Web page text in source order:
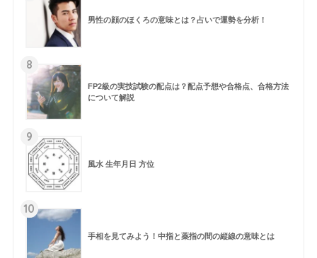
男性の顔のほくろの意味とは？占いで運勢を分析！
8
FP2級の実技試験の配点は？配点予想や合格点、合格方法
について解説
9
風水 生年月日 方位
10
手相を見てみよう！中指と薬指の間の縦線の意味とは